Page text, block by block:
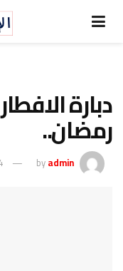
دبارة
رمضان..
byadmin
14